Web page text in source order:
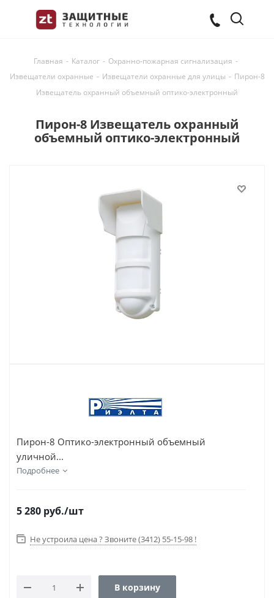
Главная - Каталог - Охранно-пожарная сигнализация -
Извещатели охранные - Извещатели охранные для улицы - Пирон-8
Извещатель охранный объемный оптико-электронный
Пирон-8 Извещатель охранный
объемный оптико-электронный
Пирон-8 Оптико-электронный объемный
уличной...
Подробнее
5 280 руб./шт
Не устроила цена ? Звоните (3412) 55-15-98 !
В корзину